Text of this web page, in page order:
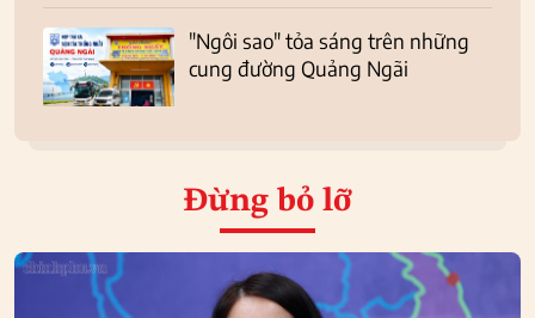
"Ngôi sao" tỏa sáng trên những
cung đường Quảng Ngãi
Đừng bỏ lỡ